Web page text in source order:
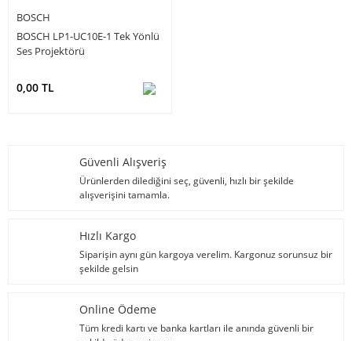
BOSCH
BOSCH LP1-UC10E-1 Tek Yönlü
Ses Projektörü
0,00 TL
Güvenli Alışveriş
Ürünlerden dilediğini seç, güvenli, hızlı bir şekilde
alışverişini tamamla.
Hızlı Kargo
Siparişin aynı gün kargoya verelim. Kargonuz sorunsuz bir
şekilde gelsin
Online Ödeme
Tüm kredi kartı ve banka kartları ile anında güvenli bir